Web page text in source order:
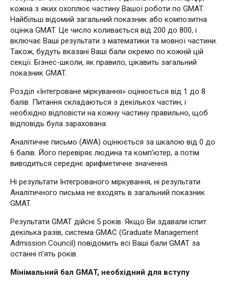
кожна з яких охоплює частину Вашої роботи по GMAT.
Найбільш відомий загальний показник або композитна
оцінка GMAT. Це число коливається від 200 до 800, і
включає Ваші результати з математики та мовної частини.
Також, будуть вказані Ваші бали окремо по кожній цій
секції. Бізнес-школи, як правило, цікавить загальний
показник GMAT.
Розділ «Інтегроване міркування» оцінюється від 1 до 8
балів. Питання складаються з декількох частин, і
необхідно відповісти на кожну частину правильно, щоб
відповідь була зарахована.
Аналітичне письмо (AWA) оцінюється за шкалою від 0 до
6 балів. Його перевіряє людина та комп’ютер, а потім
виводиться середнє арифметичне значення.
Ні результати Інтегрованого міркування, ні результати
Аналітичного письма не входять в загальний показник
GMAT.
Результати GMAT дійсні 5 років. Якщо Ви здавали іспит
декілька разів, система GMAC (Graduate Management
Admission Council) повідомить всі Ваші бали GMAT за
останні п’ять років.
Мінімальний бал GMAT, необхідний для вступу